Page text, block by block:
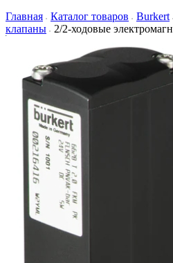
Главная
Каталог товаров Burkert
клапаны
2/2-ходовые